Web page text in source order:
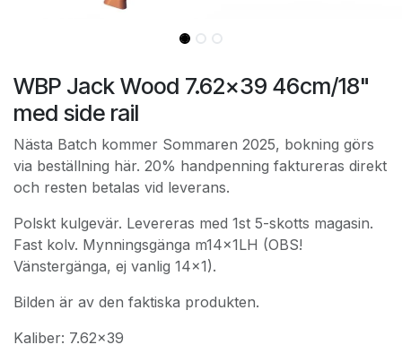
WBP Jack Wood 7.62x39 46cm/18"
med side rail
Nästa Batch kommer Sommaren 2025, bokning görs
via beställning här. 20% handpenning faktureras direkt
och resten betalas vid leverans.
Polskt kulgevär. Levereras med 1st 5-skotts magasin.
Fast kolv. Mynningsgänga m14x1LH (OBS!
Vänstergänga, ej vanlig 14x1).
Bilden är av den faktiska produkten.
Kaliber: 7.62x39